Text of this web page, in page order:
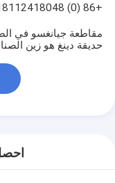
+86 (0) 18112418048
مقاطعة جيانغسو في
حديقة دينغ هو زين